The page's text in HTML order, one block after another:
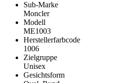
Sub-Marke
Moncler
Modell
ME1003
Herstellerfarbcode
1006
Zielgruppe
Unisex
Gesichtsform